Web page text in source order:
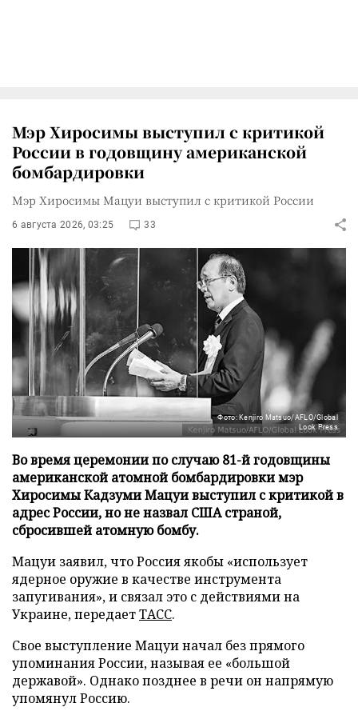
Мэр Хиросимы выступил с критикой
России в годовщину американской
бомбардировки
Мэр Хиросимы Мацуи выступил с критикой России
6 августа 2026, 03:25 33
Фото: Kenjiro Matsuo/AFLO/Global
Look Press
Во время церемонии по случаю 81-й годовщины
американской атомной бомбардировки мэр
Хиросимы Кадзуми Мацуи выступил с критикой в
адрес России, но не назвал США страной,
сбросившей атомную бомбу.
Мацуи заявил, что Россия якобы «использует
ядерное оружие в качестве инструмента
запугивания», и связал это с действиями на
Украине, передаетТАСС.
Свое выступление Мацуи начал без прямого
упоминания России, называя ее «большой
державой». Однако позднее в речи он напрямую
упомянул Россию.